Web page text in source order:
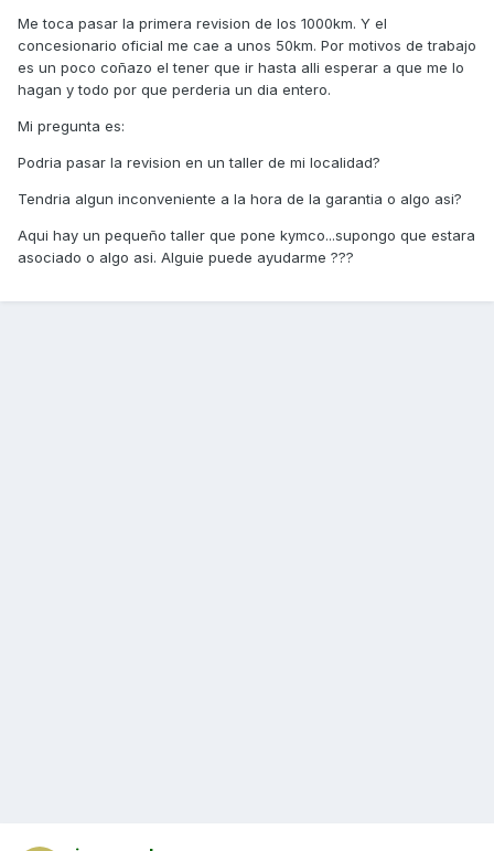
Me toca pasar la primera revision de los 1000km. Y el
concesionario oficial me cae a unos 50km. Por motivos de trabajo
es un poco coñazo el tener que ir hasta alli esperar a que me lo
hagan y todo por que perderia un dia entero.
Mi pregunta es:
Podria pasar la revision en un taller de mi localidad?
Tendria algun inconveniente a la hora de la garantia o algo asi?
Aqui hay un pequeño taller que pone kymco...supongo que estara
asociado o algo asi. Alguie puede ayudarme ???